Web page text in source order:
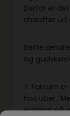
Derfor er
chauffør ud
Dette
og
7. Faktum
hos uber..
estimat på